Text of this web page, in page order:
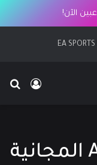
الآن!
لعبة Albion Online المجانية